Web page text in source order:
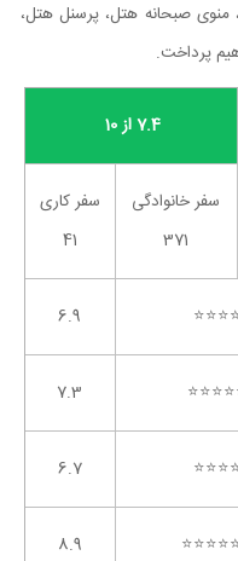
منوی صبحانه هتل، پرسنل هتل،
پرداخت.
7.4 از 10
سفر خانوادگی
371
سفر کاری
41
6.9
7.3
6.7
8.9